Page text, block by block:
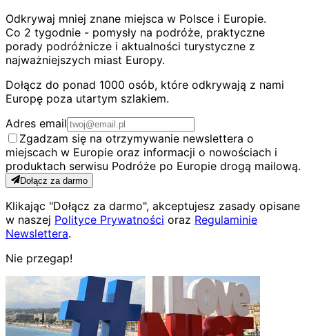
Odkrywaj mniej znane miejsca w Polsce i Europie.
Co 2 tygodnie - pomysły na podróże, praktyczne
porady podróżnicze i aktualności turystyczne z
najważniejszych miast Europy.
Dołącz do ponad 1000 osób, które odkrywają z nami
Europę poza utartym szlakiem.
Adres email
Zgadzam się na otrzymywanie newslettera o
miejscach w Europie oraz informacji o nowościach i
produktach serwisu Podróże po Europie drogą mailową.
Dołącz za darmo
Klikając "Dołącz za darmo", akceptujesz zasady opisane
w naszej Polityce Prywatności oraz Regulaminie
Newslettera.
Nie przegap!